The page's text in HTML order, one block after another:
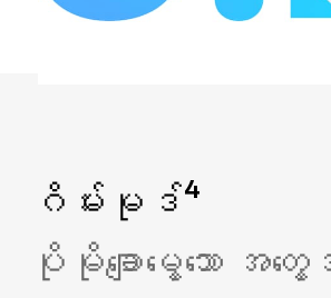
ဂိမ်းမုဒ်⁴
ပိုမိုချောမွေ့သော အတွ